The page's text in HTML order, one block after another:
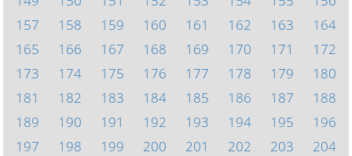
157
158 159 160 161 162 163
164
165
166 167 168 169 170 171
172
173
174 175 176 177 178 179
180
181
182 183 184 185 186 187
188
189
190 191 192 193 194 195
196
197
198 199 200 201 202 203
204